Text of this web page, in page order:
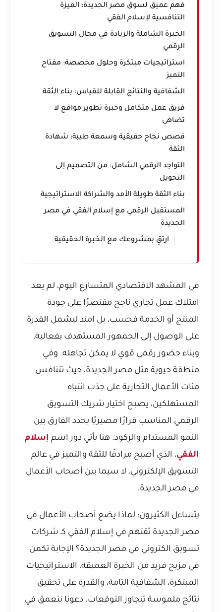
فهم عميق لسوق مصر الجديدة: الميزة
التنافسية لإسلام الفقي
الخبرة الشاملة والريادة في مجال التسويق
الرقمي
استراتيجيات مبتكرة وحلول مخصصة: مفتاح
التميز
الشفافية والنتائج القابلة للقياس: بناء الثقة
فريق عمل متكامل وخبرة تطوير مواقع لا
تضاهى
قصص نجاح حقيقية وسمعة طيبة: شهادة
الثقة
التواجد الرقمي الشامل: من التصميم إلى
التحويل
بناء الثقة طويلة الأمد والشراكة الاستراتيجية
المستقبل الرقمي مع إسلام الفقي في مصر
الجديدة
ارتقِ بمشروعك مع الخبرة الحقيقية
في المشهد الاقتصادي المتسارع اليوم، لم يعد
امتلاك عمل تجاري ناجح مقتصرًا على جودة
المنتج أو الخدمة فحسب، بل امتد ليشمل القدرة
على الوصول إلى الجمهور المستهدف بفعالية،
وبناء حضور رقمي قوي لا يمكن تجاهله. وفي
منطقة حيوية مثل مصر الجديدة، حيث تتنافس
مئات الأعمال التجارية على جذب انتباه
المستهلكين، يصبح اختيار شريك التسويق
الرقمي المناسب قرارًا مصيريًا يحدد الفارق بين
النمو المستدام والركود. هنا يأتي دور اسم إسلام
الفقي، الذي أصبح مرادفًا للثقة والتميز في عالم
التسويق الإلكتروني، لا سيما بين أصحاب الأعمال
في مصر الجديدة.
يتساءل الكثيرون: لماذا يضع أصحاب الأعمال في
مصر الجديدة ثقتهم في إسلام الفقي كـ شركات
تسويق الكتروني في مصر الجديدة؟ الإجابة تكمن
في مزيج فريد من الخبرة العميقة، الاستراتيجيات
المبتكرة، الشفافية التامة، والقدرة على تحقيق
نتائج ملموسة تتجاوز التوقعات. دعونا نتعمق في